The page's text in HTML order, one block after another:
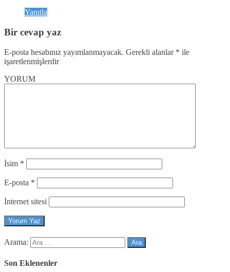
Yanıtla
Bir cevap yaz
E-posta hesabınız yayımlanmayacak. Gerekli alanlar * ile
işaretlenmişlerdir
YORUM
İsim *
E-posta *
İnternet sitesi
Arama:
Son Eklenenler